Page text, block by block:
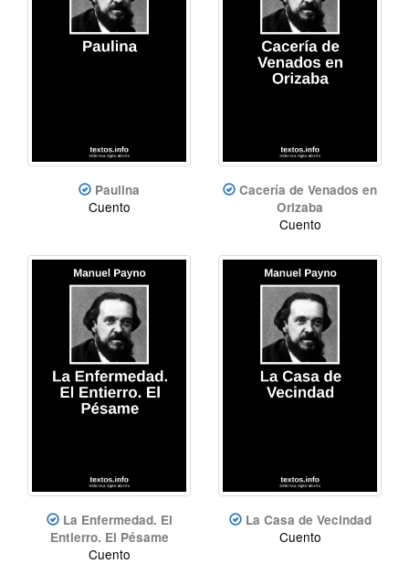
Paulina
Cuento
Cacería de Venados en
Orizaba
Cuento
La Enfermedad. El
Entierro. El Pésame
Cuento
La Casa de Vecindad
Cuento